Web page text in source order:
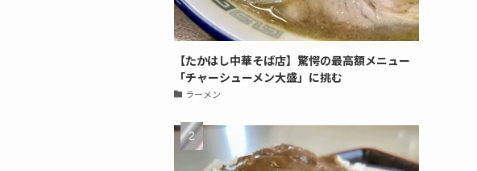
【たかはし中華そば店】驚愕の最高額メニュー
「チャーシューメン大盛」に挑む
ラーメン